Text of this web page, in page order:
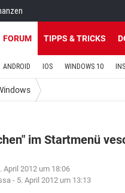
FORUM TIPPS & TRICKS
ANDROID IOS WINDOWS 10
im Startmenü
April 2012 um 18:06
- 5. April 2012 um 13:13